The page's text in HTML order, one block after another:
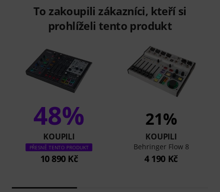
To zakoupili zákazníci, kteří si
prohlíželi tento produkt
48%
KOUPILI
PŘESNĚ TENTO PRODUKT
10 890 Kč
21%
KOUPILI
Behringer Flow 8
4 190 Kč